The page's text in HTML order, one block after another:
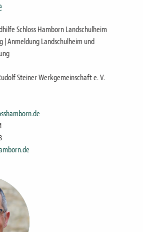
Schloss Hamborn Landschulheim
| Anmeldung Landschulheim und
Steiner Werkgemeinschaft e. V.